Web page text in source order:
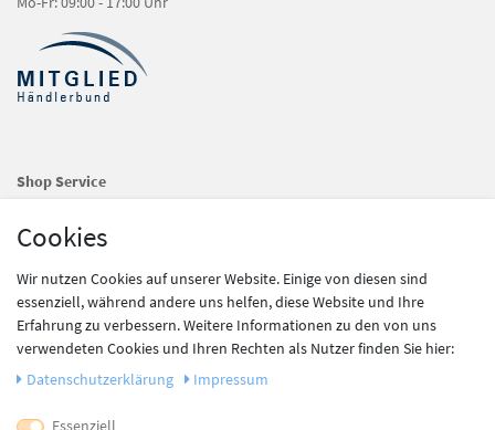
Shop Service
Zahlung und Versand
Batteriegesetz
Information
Newsletter
Cookies
Wir nutzen Cookies auf unserer Website. Einige von diesen sind
essenziell, während andere uns helfen, diese Website und Ihre
Erfahrung zu verbessern. Weitere Informationen zu den von uns
verwendeten Cookies und Ihren Rechten als Nutzer finden Sie hier:
Daten­schutz­erklärung
Impressum
Essenziell